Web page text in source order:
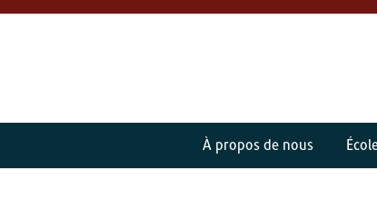
À propos de nous